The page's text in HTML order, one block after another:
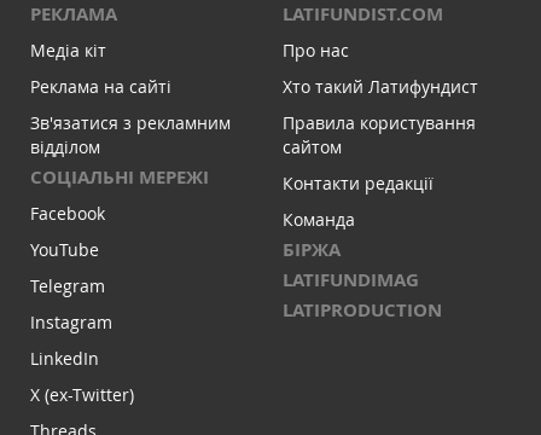
РЕКЛАМА
Медіа кіт
Реклама на сайті
Зв'язатися з рекламним
відділом
СОЦІАЛЬНІ МЕРЕЖІ
Facebook
YouTube
Telegram
Instagram
LinkedIn
X (ex-Twitter)
LATIFUNDIST.COM
Про нас
Хто такий Латифундист
Правила користування
сайтом
Контакти редакції
Команда
БІРЖА
LATIFUNDIMAG
LATIPRODUCTION